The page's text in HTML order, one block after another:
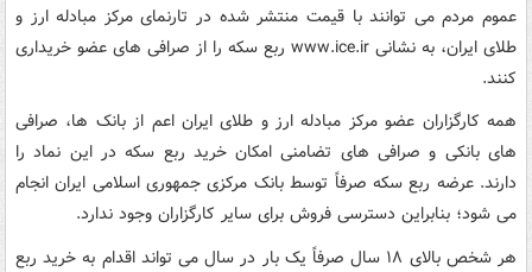
عموم مردم می توانند با قیمت منتشر شده در تارنمای مرکز مبادله ارز و
طلای ایران، به نشانی www.ice.ir ربع سکه را از صرافی های عضو خریداری
کنند.
‌همه کارگزاران عضو مرکز مبادله ارز و طلای ایران اعم از بانک ها، صرافی
های بانکی و صرافی های تضامنی امکان خرید ربع سکه در این نماد را
دارند. عرضه ربع سکه صرفاً توسط بانک مرکزی جمهوری اسلامی ایران انجام
می شود؛ بنابراین دسترسی فروش برای سایر کارگزاران وجود ندارد.
هر شخص بالای ۱۸ سال صرفاً یک بار در سال می تواند اقدام به خرید ربع